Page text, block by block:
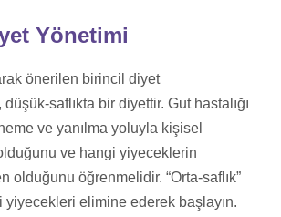
Yönetimi
önerilen birincil diyet
saflıkta bir diyettir. Gut hastalığı
ve yanılma yoluyla kişisel
olduğunu ve hangi yiyeceklerin
olduğunu öğrenmelidir. “Orta-saflık”
yiyecekleri elimine ederek başlayın.